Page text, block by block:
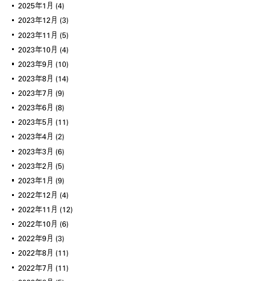
2025年1月 (4)
2023年12月 (3)
2023年11月 (5)
2023年10月 (4)
2023年9月 (10)
2023年8月 (14)
2023年7月 (9)
2023年6月 (8)
2023年5月 (11)
2023年4月 (2)
2023年3月 (6)
2023年2月 (5)
2023年1月 (9)
2022年12月 (4)
2022年11月 (12)
2022年10月 (6)
2022年9月 (3)
2022年8月 (11)
2022年7月 (11)